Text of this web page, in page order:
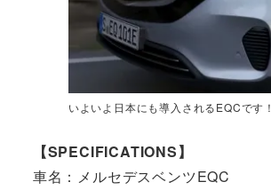
いよいよ日本にも導入されるEQCです！
【SPECIFICATIONS】
車名：メルセデスベンツEQC